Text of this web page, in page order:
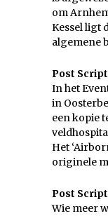
om
Kessel ligt
algemene
Post
In het
in
een kopie
Het
originele
Post
Wie meer